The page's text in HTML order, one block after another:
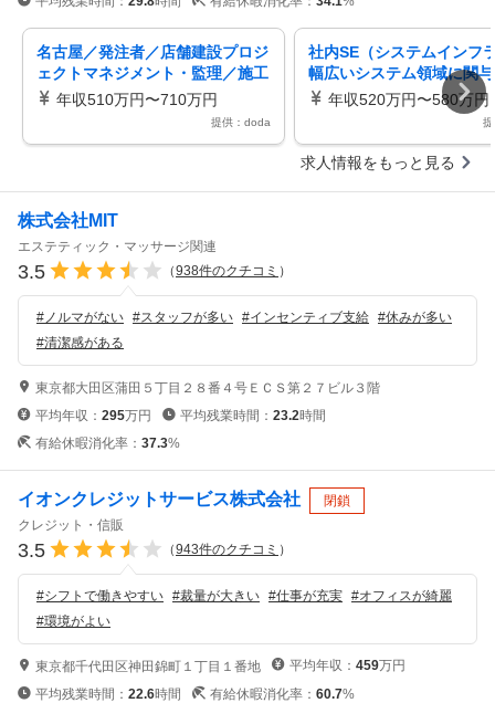
名古屋／発注者／店舗建設プロジ
ェクトマネジメント・監理／施工
管理から上流へ／基本土日休／残
年収510万円〜710万円
提供：doda
社内SE（システムインフ
幅広いシステム領域に関
ローソン商品を支える年
年収520万円〜580万円
求人情報をもっと見る
株式会社MIT
エステティック・マッサージ関連
3.5 （938件のクチコミ ）
#ノルマがない #スタッフが多い #インセンティブ支給 #休みが多い
#清潔感がある
東京都大田区蒲田５丁目２８番４号ＥＣＳ第２７ビル３階
平均年収： 295万円 平均残業時間： 23.2時間
有給休暇消化率： 37.3%
イオンクレジットサービス株式会社
閉鎖
クレジット・信販
3.5 （943件のクチコミ ）
#シフトで働きやすい #裁量が大きい #仕事が充実 #オフィスが綺麗
#環境がよい
東京都千代田区神田錦町１丁目１番地 平均年収： 459万円
平均残業時間： 22.6時間 有給休暇消化率： 60.7%